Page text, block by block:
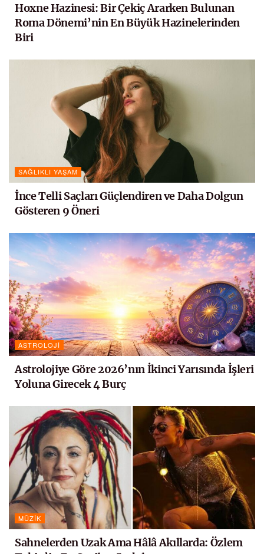
Hoxne Hazinesi: Bir Çekiç Ararken Bulunan
Roma Dönemi’nin En Büyük Hazinelerinden
Biri
SAĞLIKLI YAŞAM
İnce Telli Saçları Güçlendiren ve Daha Dolgun
Gösteren 9 Öneri
ASTROLOJI
Astrolojiye Göre 2026’nın İkinci Yarısında İşleri
Yoluna Girecek 4 Burç
MÜZIK
Sahnelerden Uzak Ama Hâlâ Akıllarda: Özlem